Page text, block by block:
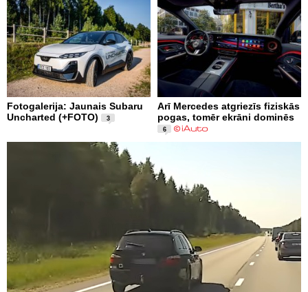
Fotogalerija: Jaunais Subaru
Uncharted (+FOTO)
3
Arī Mercedes atgriezīs fiziskās
pogas, tomēr ekrāni dominēs
6